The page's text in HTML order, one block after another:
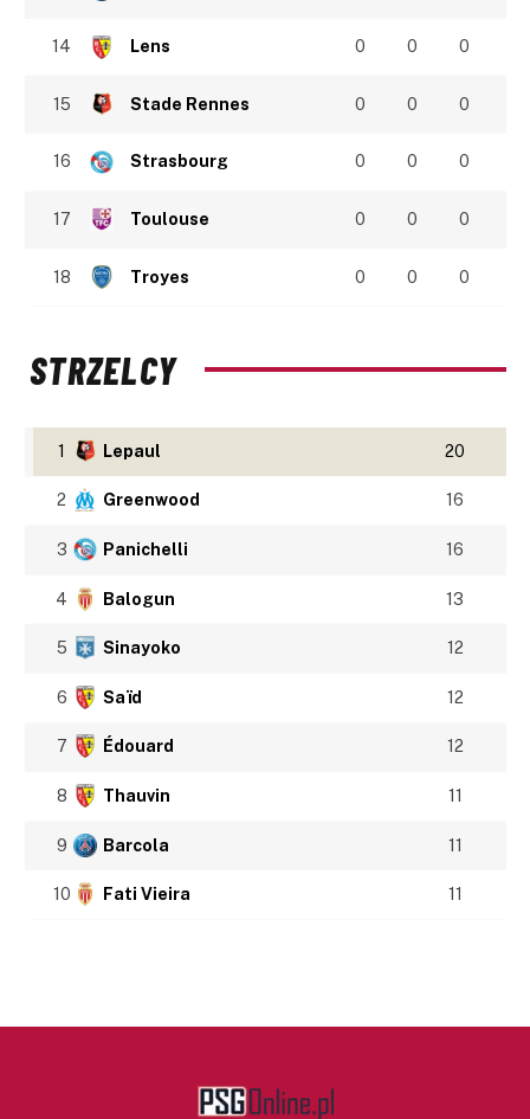
14 Lens 0 0 0
15 Stade Rennes 0 0 0
16 Strasbourg 0 0 0
17 Toulouse 0 0 0
18 Troyes 0 0 0
STRZELCY
1 Lepaul 20
2 Greenwood 16
3 Panichelli 16
4 Balogun 13
5 Sinayoko 12
6 Saïd 12
7 Édouard 12
8 Thauvin 11
9 Barcola 11
10 Fati Vieira 11